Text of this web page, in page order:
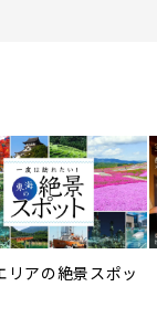
リアの絶景スポッ